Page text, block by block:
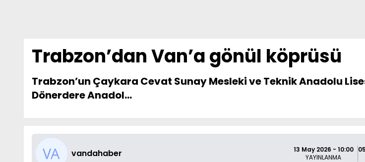
Trabzon’dan Van’a gönül köprüsü
Trabzon’un Çaykara Cevat Sunay Mesleki ve Teknik Anadolu
Dönerdere Anadol...
vandahaber
13 May 2026 - 10:00
YAYINLANMA